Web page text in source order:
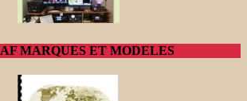
MARQUES ET MODELES